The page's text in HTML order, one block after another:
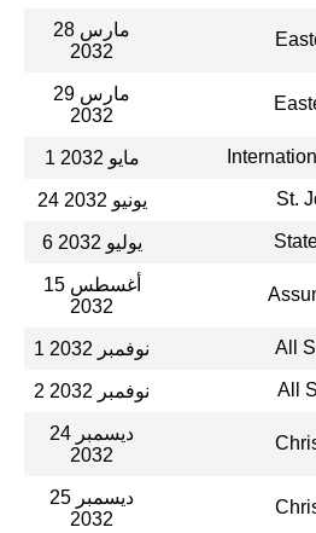
28 مارس
2032
29 مارس
2032
1 مايو 2032
24 يونيو 2032 St.
6 يوليو 2032
15 أغسطس
2032
1 نوفمبر 2032 All
2 نوفمبر 2032 All
24 ديسمبر
2032
25 ديسمبر
2032